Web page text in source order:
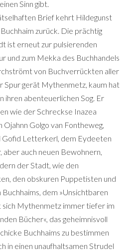
Sinn gibt.
Brief kehrt Hildegunst
zurück. Die prächtig
ist erneut zur pulsierenden
und zum Mekka des Buchhandels
von Buchverrückten aller
Spur gerät Mythenmetz, kaum hat
ihren abenteuerlichen Sog. Er
wie der Schreckse Inazea
Ojahnn Golgo van Fontheweg,
Gofid Letterkerl, dem Eydeeten
auch neuen Bewohnern,
der Stadt, wie den
den obskuren Puppetisten und
dem »Unsichtbaren
Mythenmetz immer tiefer im
Bücher«, das geheimnisvoll
Buchhaims zu bestimmen
in einen unaufhaltsamen Strudel